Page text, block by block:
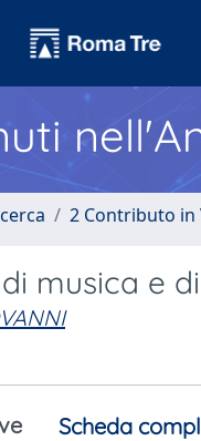
2 Contributo in
musica e
Scheda